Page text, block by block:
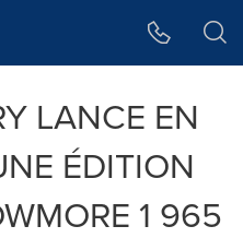
LANCE EN
ÉDITION
1 965